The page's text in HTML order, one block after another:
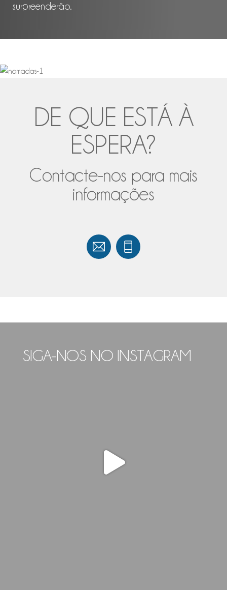
surpreenderão.
DE QUE ESTÁ À
ESPERA?
Contacte-nos para mais
informações
SIGA-NOS NO INSTAGRAM